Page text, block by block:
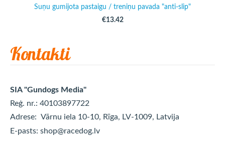
Kontakti
SIA "Gundogs Media"
Reģ. nr.: 40103897722
Adrese: Vārnu iela 10-10, Rīga, LV-1009, Latvija
E-pasts: shop@racedog.lv
Suņu gumijota pastaigu / treniņu pavada "anti-slip"
€13.42